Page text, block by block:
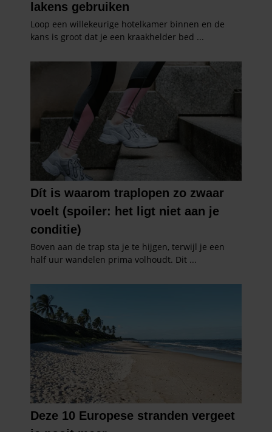
informatie over uw gebruik van onze site met onze
partners voor social media, adverteren en analyse. Deze
partners kunnen deze gegevens combineren met andere
verzameld op basis van uw gebruik van hun services. U
gaat akkoord met onze cookies als u onze website blijft